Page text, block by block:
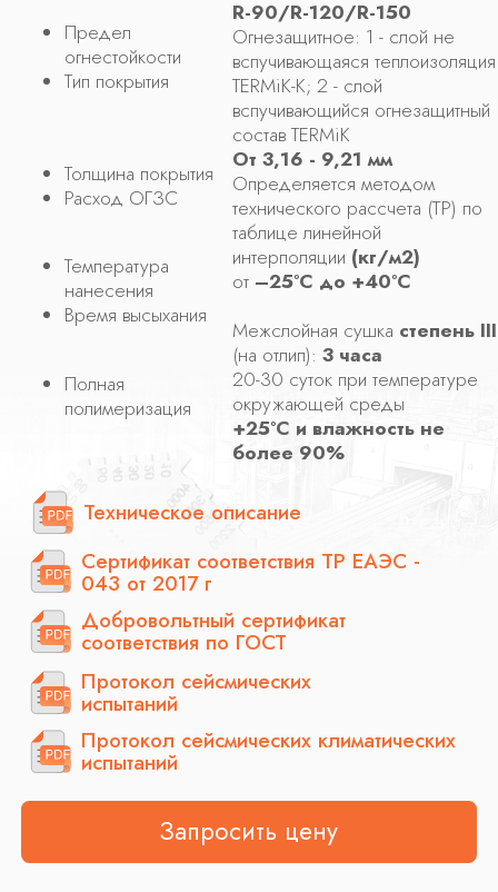
Запросить цену
Температура
нанесения
Время высыхания
интерполяции(кг/м2)
–25°С до +40°С
Межслойная сушкастепень III
(на отлип):3 часа
20-30 суток при температуре
окружающей среды
+25°С и влажность не
более 90%
Техническое описание
Сертификат соответствия ТР ЕАЭС -
043 от 2017 г
Добровольтный сертификат
соответствия по ГОСТ
Протокол сейсмических климатических
испытаний
Протокол сейсмических
испытаний
Адгезионные испытания на
отрыв Атмосферостойкого
конструктивного/
толстослойного напыляемого
огнезащитного состава на
органической основе с
графитомTERMiK-KOC